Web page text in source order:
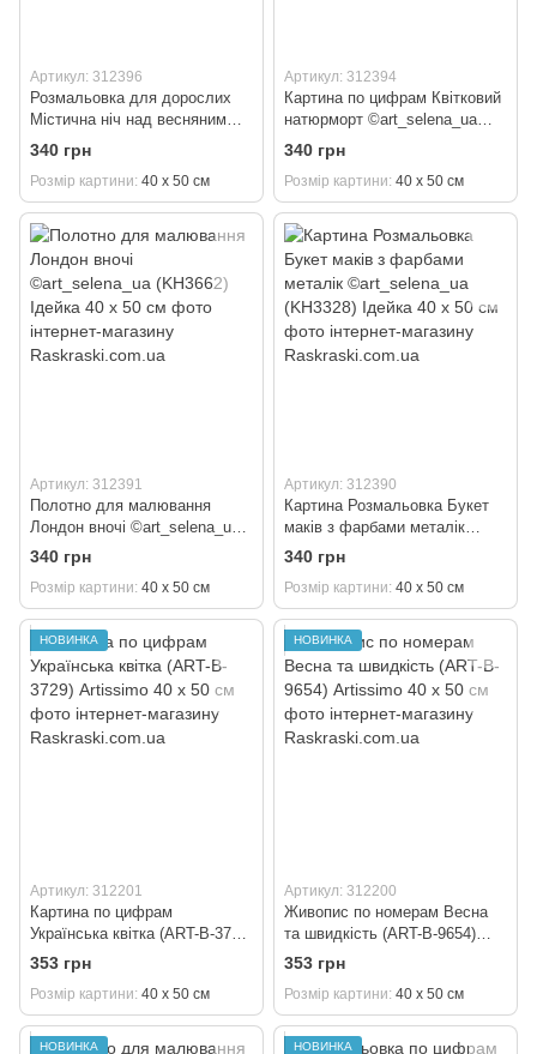
Артикул: 312396
Розмальовка для дорослих
Містична ніч над весняним
лугом ©art_selena_ua
(KH6386) Ідейка 40 х 50 см
340 грн
Розмір картини 40 х 50 см
Артикул: 312394
Картина по цифрам Квітковий
натюрморт ©art_selena_ua
(KH5735) Ідейка 40 х 50 см
340 грн
Розмір картини 40 х 50 см
Артикул: 312391
Полотно для малювання
Лондон вночі ©art_selena_ua
(KH3662) Ідейка 40 х 50 см
340 грн
Розмір картини 40 х 50 см
Артикул: 312390
Картина Розмальовка Букет
маків з фарбами металік
©art_selena_ua (KH3328)
Ідейка 40 х 50 см
340 грн
Розмір картини 40 х 50 см
НОВИНКА
Артикул: 312201
Картина по цифрам
Українська квітка (ART-B-3729)
Artissimo 40 х 50 см
353 грн
Розмір картини 40 х 50 см
НОВИНКА
Артикул: 312200
Живопис по номерам Весна
та швидкість (ART-B-9654)
Artissimo 40 х 50 см
353 грн
Розмір картини 40 х 50 см
НОВИНКА НОВИНКА